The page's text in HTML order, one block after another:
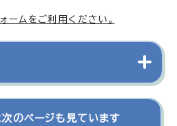
ームをご利用ください。
のページも見ています